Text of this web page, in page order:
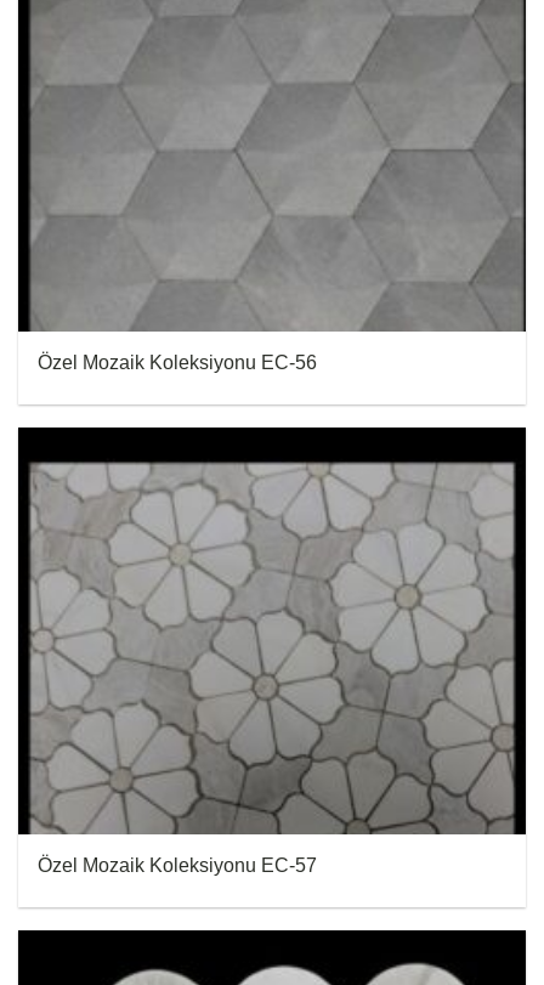
Özel Mozaik Koleksiyonu EC-56
Özel Mozaik Koleksiyonu EC-57